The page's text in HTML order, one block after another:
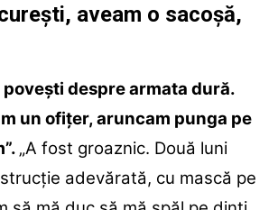
aveam o sacoşă,
povești despre armata dură.
un ofiţer, aruncam punga pe
„A fost groaznic. Două luni
adevărată, cu mască pe